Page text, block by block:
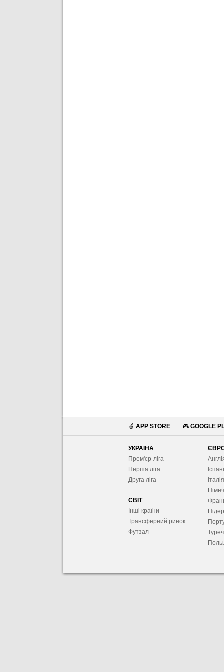
🍏 APP STORE 🎮 GOOGLE
УКРАЇНА
Прем'єр-ліга
Перша ліга
Друга ліга
СВІТ
Інші країни
Трансферний ринок
Футзал
Італія